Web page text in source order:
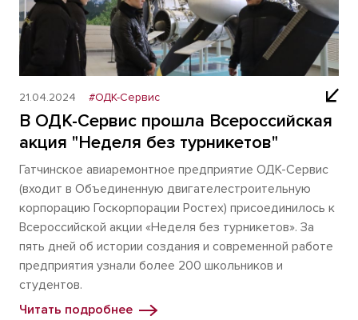
21.04.2024 #ОДК-Сервис
В ОДК-Сервис прошла Всероссийская
акция "Неделя без турникетов"
Гатчинское авиаремонтное предприятие ОДК-Сервис
(входит в Объединенную двигателестроительную
корпорацию Госкорпорации Ростех) присоединилось к
Всероссийской акции «Неделя без турникетов». За
пять дней об истории создания и современной работе
предприятия узнали более 200 школьников и
студентов.
Читать подробнее